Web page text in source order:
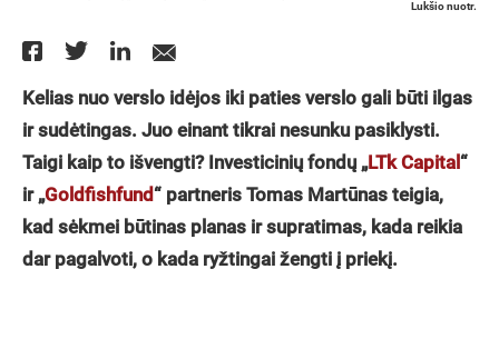
Lukšio nuotr.
Kelias nuo verslo idėjos iki paties verslo gali būti ilgas
ir sudėtingas. Juo einant tikrai nesunku pasiklysti.
Taigi kaip to išvengti? Investicinių fondų „LTk Capital “
ir „Goldfishfund “ partneris Tomas Martūnas teigia,
kad sėkmei būtinas planas ir supratimas, kada reikia
dar pagalvoti, o kada ryžtingai žengti į priekį.